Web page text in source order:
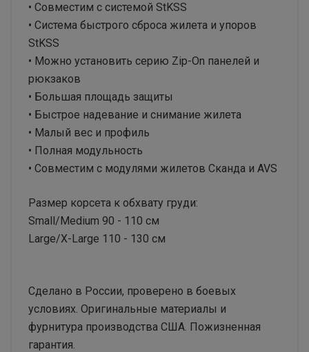
• Совместим с системой StKSS
• Система быстрого сброса жилета и упоров
StKSS
• Можно установить серию Zip-On панелей и
рюкзаков
• Большая площадь защиты
• Быстрое надевание и снимание жилета
• Малый вес и профиль
• Полная модульность
• Совместим с модулями жилетов Сканда и AVS
Размер корсета к обхвату груди:
Small/Medium 90 - 110 см
Large/X-Large 110 - 130 см
Сделано в России, проверено в боевых
условиях. Оригинальные материалы и
фурнитура производства США. Пожизненная
гарантия.